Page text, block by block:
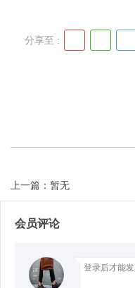
分享至 :
上一篇：暂无
会员评论